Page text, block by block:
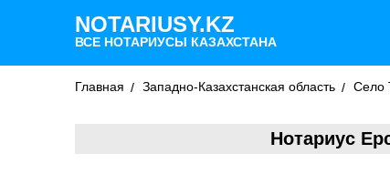
NOTARIUSY.KZ
ВСЕ НОТАРИУСЫ КАЗАХСТАНА
Главная Западно-Казахстанская область Село
Нотариус